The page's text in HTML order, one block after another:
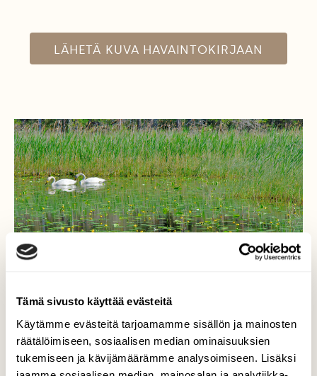
Tämä sivusto käyttää evästeitä
Käytämme evästeitä tarjoamamme sisällön ja mainosten
räätälöimiseen, sosiaalisen median ominaisuuksien
tukemiseen ja kävijämäärämme analysoimiseen. Lisäksi
LÄHETÄ KUVA HAVAINTOKIRJAAN